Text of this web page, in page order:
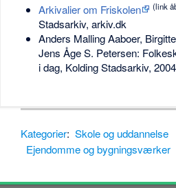
Arkivalier om Friskolen (link
Stadsarkiv, arkiv.dk
Anders Malling Aaboer,
Jens Åge S. Petersen:
i dag, Kolding Stadsarkiv,
Kategorier: Skole og uddannelse
Ejendomme og bygningsværker